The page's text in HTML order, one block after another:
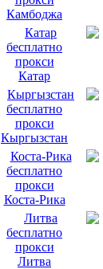
Камбоджа
Катар
Кыргызстан
Коста-Рика
Литва